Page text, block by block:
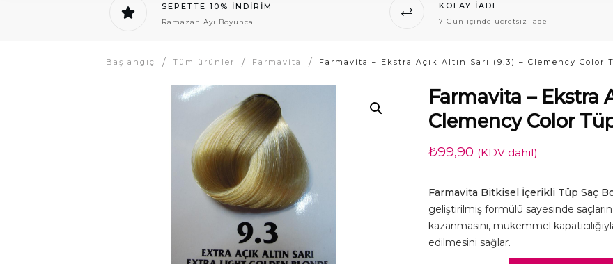
SEPETTE 10% İNDİRİM
Ramazan Ayı Boyunca
KOLAY IADE
7 Gün içinde ücretsiz iade
Başlangıç / Tüm ürünler / Farmavita /
Farmavita – Ekstra
Clemency Color
₺99,90 (KDV dahil)
Farmavita Bitkisel İçerikli Tüp Saç
geliştirilmiş formülü sayesinde
kazanmasını, mükemmel
edilmesini sağlar.